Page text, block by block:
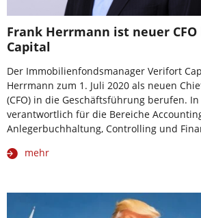
Frank Herrmann ist neuer
Capital
Der Immobilienfondsmanager Verifort
Herrmann zum 1. Juli 2020 als neuen
(CFO) in die Geschäftsführung berufen.
verantwortlich für die Bereiche
Anlegerbuchhaltung, Controlling und
mehr